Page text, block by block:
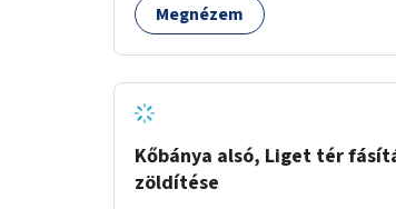
Megnézem
Kőbánya alsó, Liget tér
zöldítése